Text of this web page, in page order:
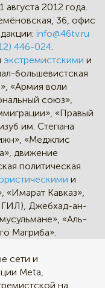
2012 года.
36, офис
info@46tv.ru
446-024
экстремистскими и
большевистская
«Армия воли
союз»,
«Правый
им. Степана
«Меджлис
движение
политическая
и
«Имарат Кавказ»,
Джебхад-ан-
«Аль-
Магриба».
сети и
Meta,
на